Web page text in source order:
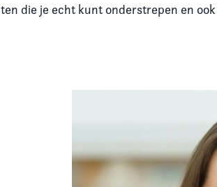
die je echt kunt onderstrepen en